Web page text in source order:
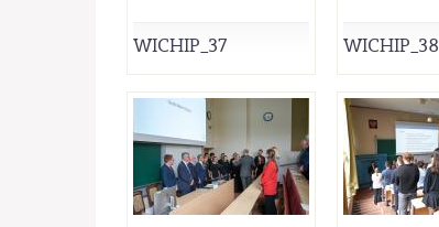
WICHIP_37 WICHIP_38